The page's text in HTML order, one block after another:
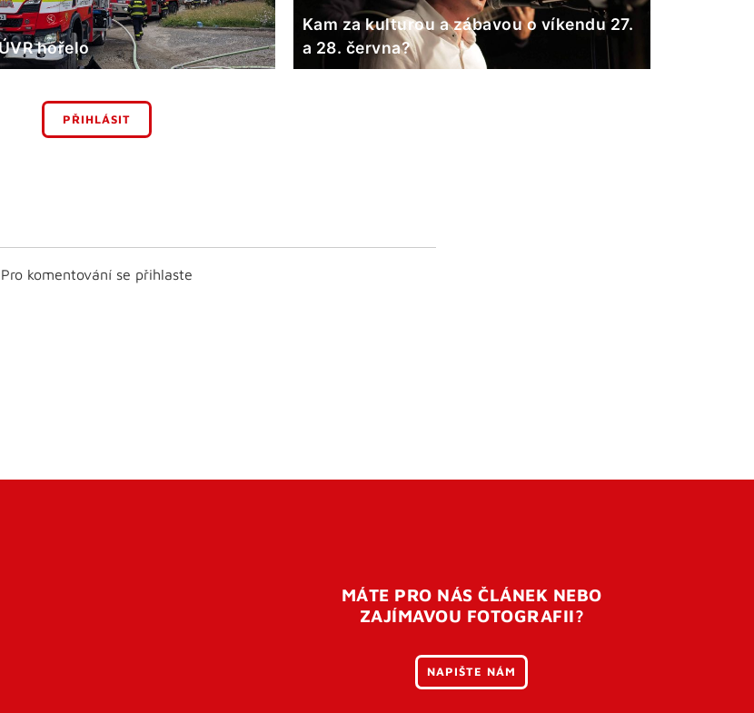
hořelo
Kam za kulturou a zábavou o víkendu 27.
a 28. června?
PŘIHLÁSIT
Pro komentování se přihlaste
MÁTE PRO NÁS ČLÁNEK NEBO
ZAJÍMAVOU FOTOGRAFII?
NAPIŠTE NÁM